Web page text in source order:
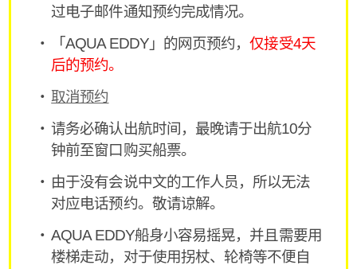
过电子邮件通知预约完成情况。
「AQUA EDDY」的网页预约，仅接受4天
后的预约。
取消预约
请务必确认出航时间，最晚请于出航10分
钟前至窗口购买船票。
由于没有会说中文的工作人员，所以无法
对应电话预约。敬请谅解。
AQUA EDDY船身小容易摇晃，并且需要用
楼梯走动，对于使用拐杖、轮椅等不便自